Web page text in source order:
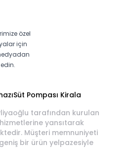
özel
için
Süt Pompası Kirala
tarafından kurulan
yansıtarak
Müşteri memnuniyeti
bir ürün yelpazesiyle